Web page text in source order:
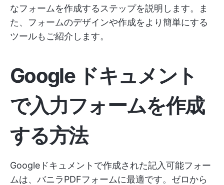
なフォームを作成するステップを説明します。ま
た、フォームのデザインや作成をより簡単にする
ツールもご紹介します。
Google ドキュメント
で入力フォームを作成
する方法
Googleドキュメントで作成された記入可能フォー
ムは、バニラPDFフォームに最適です。ゼロから